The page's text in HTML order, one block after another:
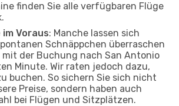
finden Sie alle verfügbaren Flüge
im Voraus: Manche lassen sich
Schnäppchen überraschen
der Buchung nach San Antonio
Minute. Wir raten jedoch dazu,
buchen. So sichern Sie sich nicht
Preise, sondern haben auch
bei Flügen und Sitzplätzen.